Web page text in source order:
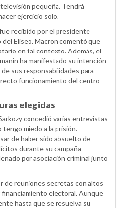
pequeña. Tendrá
ejercicio solo.
recibido por el presidente
del Elíseo. Macron comentó que
en tal contexto. Además, el
ha manifestado su intención
sus responsabilidades para
funcionamiento del centro
elegidas
concedió varias entrevistas
tengo miedo a la prisión.
de haber sido absuelto de
durante su campaña
por asociación criminal junto
de reuniones secretas con altos
electoral. Aunque
hasta que se resuelva su